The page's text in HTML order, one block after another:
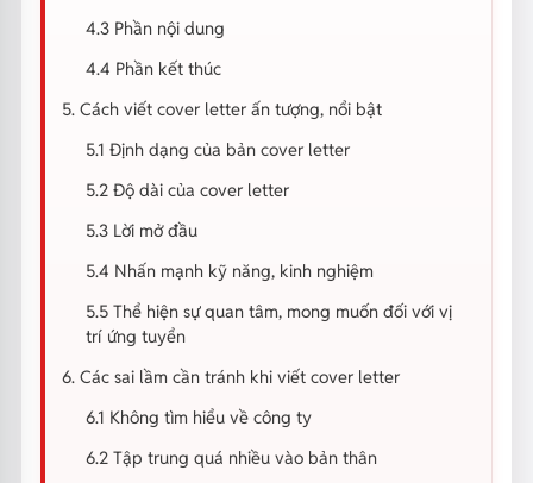
4.3 Phần nội dung
4.4 Phần kết thúc
5. Cách viết cover letter ấn tượng, nổi bật
5.1 Định dạng của bản cover letter
5.2 Độ dài của cover letter
5.3 Lời mở đầu
5.4 Nhấn mạnh kỹ năng, kinh nghiệm
5.5 Thể hiện sự quan tâm, mong muốn đối với vị
trí ứng tuyển
6. Các sai lầm cần tránh khi viết cover letter
6.1 Không tìm hiểu về công ty
6.2 Tập trung quá nhiều vào bản thân